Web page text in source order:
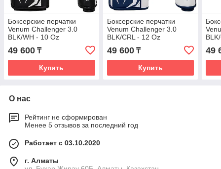
Боксерские перчатки
Venum Challenger 3.0
BLK/WH - 10 Oz
49 600 ₸
Купить
Боксерские перчатки
Venum Challenger 3.0
BLK/CRL - 12 Oz
49 600₸
Купить
49
О нас
Рейтинг не сформирован
Менее 5 отзывов за последний год
Работает с 03.10.2020
г. Алматы